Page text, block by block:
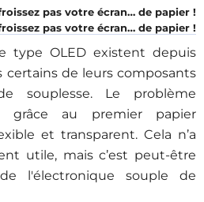
pas votre écran… de papier !
type OLED existent depuis
certains de leurs composants
souplesse. Le problème
grâce au premier papier
et transparent. Cela n’a
utile, mais c’est peut-être
l'électronique souple de